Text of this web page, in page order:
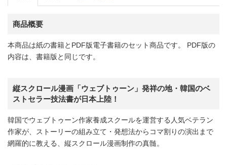
商品概要
本商品は紙の書籍とPDF版電子書籍のセット商品です。 PDF版の
内容は、書籍版と同じです。
縦スクロール漫画「ウェブトゥーン」発祥の地・韓国のベ
ストセラー技法書が日本上陸！
韓国でウェブトゥーン作家養成スクールを運営する人気ベテラン
作家が、ストーリーの組み立て・発想法からコマ割りの演出まで
網羅的に教える、縦スクロール漫画制作の真髄。